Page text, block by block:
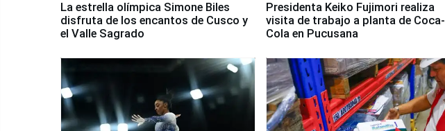
La estrella olímpica Simone Biles
disfruta de los encantos de Cusco y
el Valle Sagrado
Presidenta Keiko Fujimori realiza
visita de trabajo a planta de Coca-
Cola en Pucusana